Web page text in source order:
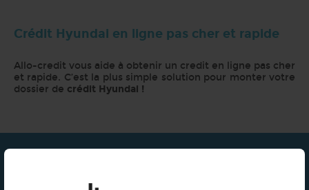
Crédit Hyundai en ligne pas cher et rapide
Allo-credit vous aide à obtenir un credit en ligne pas cher
et rapide. C’est la plus simple solution pour monter votre
dossier de crédit Hyundai !